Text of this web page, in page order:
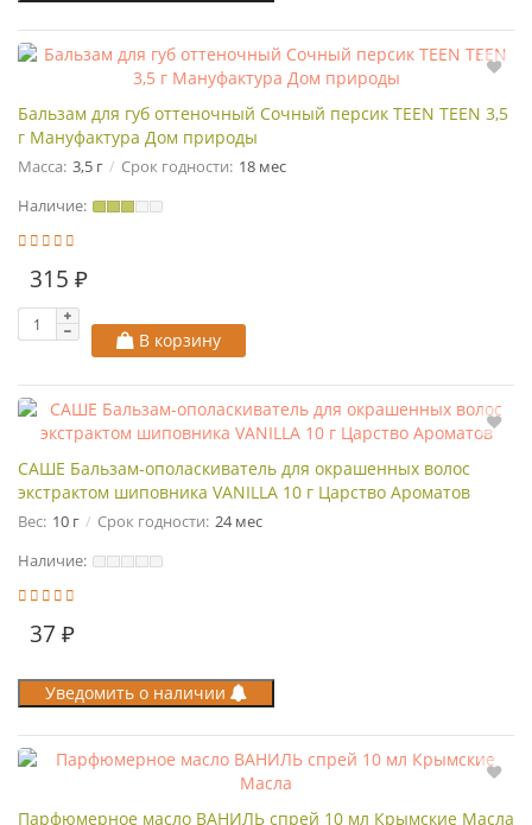
Бальзам для губ оттеночный Сочный персик TEEN TEEN 3,5
г Мануфактура Дом природы
Масса: 3,5 г Срок годности: 18 мес
Наличие:
315 ₽
В корзину
САШЕ Бальзам-ополаскиватель для окрашенных волос
экстрактом шиповника VANILLA 10 г Царство Ароматов
Вес: 10 г Срок годности: 24 мес
Наличие:
37 ₽
Уведомить о наличии
Парфюмерное масло ВАНИЛЬ спрей 10 мл Крымские Масла